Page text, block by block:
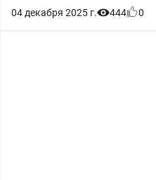
04 декабря 2025 г. 444 0